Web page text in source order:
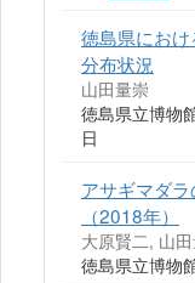
徳島県にお
分布状況
山田量崇
徳島県立博物
日
アサギマダ
（2018年）
大原賢二, 山
徳島県立博物